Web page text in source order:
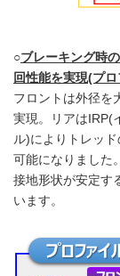
○ブレーキング時
回性能を実現(プ
フロントは外径を
実現。リアはIRP(
ル)によりトレッ
可能になりました
接地形状が安定す
います。